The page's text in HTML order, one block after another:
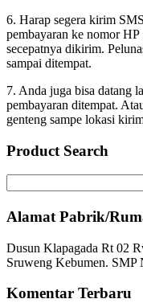
6. Harap segera kirim
pembayaran ke nomor
secepatnya dikirim.
sampai ditempat.
7. Anda juga bisa datang
pembayaran ditempat.
genteng sampe lokasi
Product Search
Alamat Pabrik/
Dusun Klapagada Rt 02
Sruweng Kebumen. SMP
Komentar Terbaru